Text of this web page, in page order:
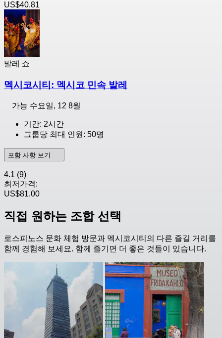
US$40.81
발레 쇼
멕시코시티: 멕시코 민속 발레
가능 수요일, 12 8월
기간: 2시간
그룹당 최대 인원: 50명
포함 사항 보기
4.1 (9)
최저가격:
US$81.00
직접 원하는 조합 선택
로스피노스 문화 체험 방문과 멕시코시티의 다른 즐길 거리를
함께 경험해 보세요. 함께 즐기면 더 좋은 것들이 있습니다.